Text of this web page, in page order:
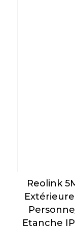
Reolink
Etanche